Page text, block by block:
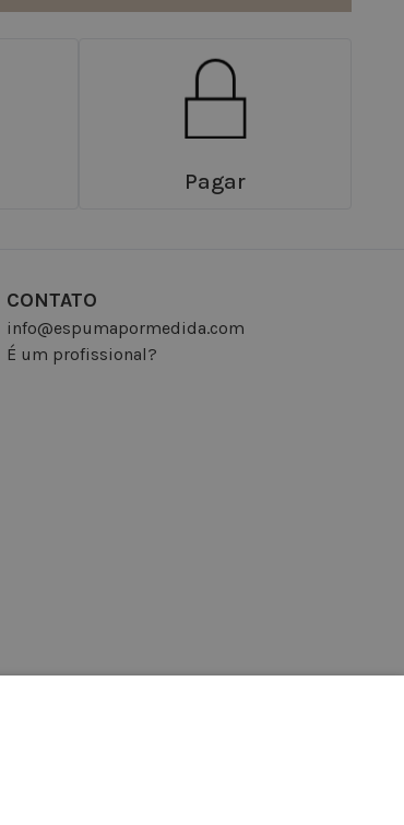
Pagar
CONTATO
info@espumapormedida.com
É um profissional?